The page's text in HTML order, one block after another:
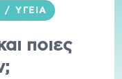
/ ΥΓΕΊΑ
ποιες